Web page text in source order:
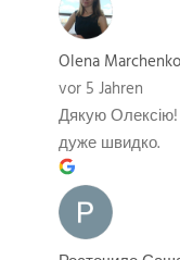
Olena Marchenko
vor 5 Jahren
Дякую Олексію!
дуже швидко.